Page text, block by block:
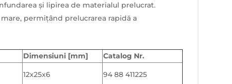
și lipirea de materialul prelucrat.
permițând prelucrarea rapidă a
Dimensiuni [mm]
Catalog Nr.
12x25x6 94 88 411225